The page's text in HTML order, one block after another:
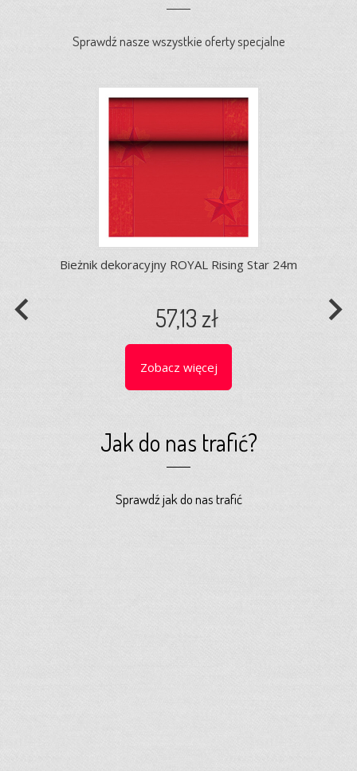
Sprawdź nasze wszystkie oferty specjalne
Bieżnik dekoracyjny ROYAL Rising Star 24m
57,13 zł
Zobacz więcej
navigate_before navigate_next
Jak do nas trafić?
Sprawdź jak do nas trafić